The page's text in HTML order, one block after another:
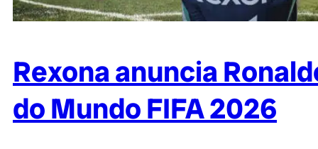
Rexona anuncia
do Mundo FIFA 2026